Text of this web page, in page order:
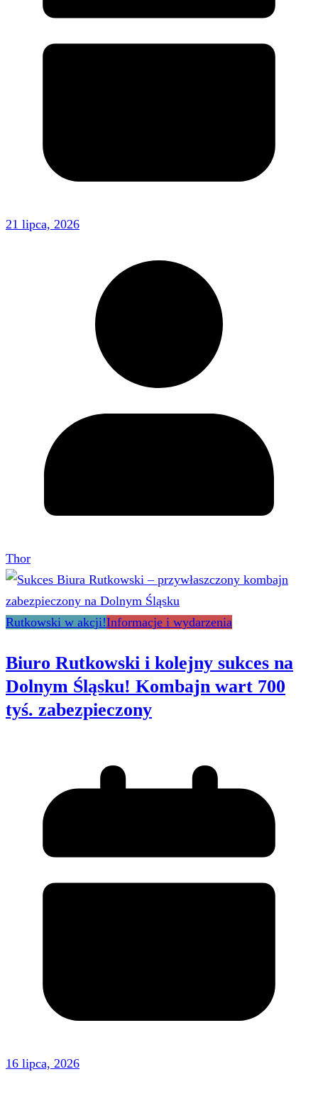
21 lipca, 2026
Thor
Rutkowski w akcji!Informacje i wydarzenia
Biuro Rutkowski i kolejny sukces na
Dolnym Śląsku! Kombajn wart 700
tyś. zabezpieczony
16 lipca, 2026